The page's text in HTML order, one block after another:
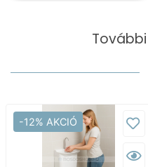
-12% AKCIÓ